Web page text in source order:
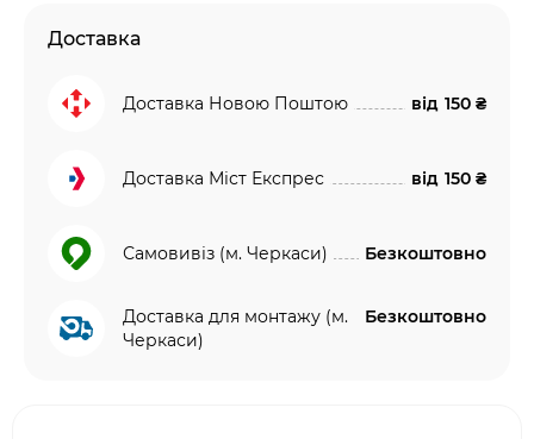
Доставка
Доставка Новою Поштою від 150 ₴
Доставка Міст Експрес від 150 ₴
Самовивіз (м. Черкаси) Безкоштовно
Доставка для монтажу (м.
Черкаси)
Безкоштовно